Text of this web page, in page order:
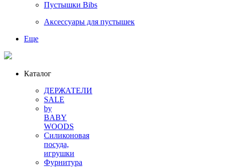
Пустышки Bibs
Аксессуары для пустышек
Еще
Каталог
ДЕРЖАТЕЛИ
SALE
by
BABY
WOODS
Силиконовая
посуда,
игрушки
Фурнитура